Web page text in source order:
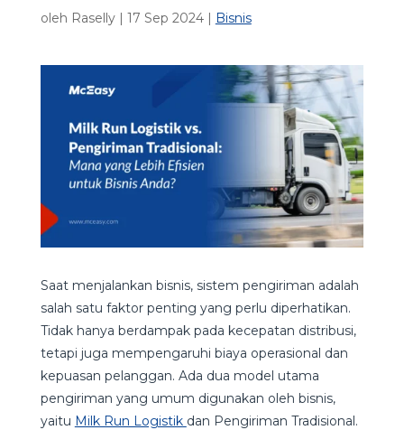
oleh Raselly| 17 Sep 2024| Bisnis
Saat menjalankan bisnis, sistem pengiriman adalah
salah satu faktor penting yang perlu diperhatikan.
Tidak hanya berdampak pada kecepatan distribusi,
tetapi juga mempengaruhi biaya operasional dan
kepuasan pelanggan. Ada dua model utama
pengiriman yang umum digunakan oleh bisnis,
yaitu Milk Run Logistik dan Pengiriman Tradisional.